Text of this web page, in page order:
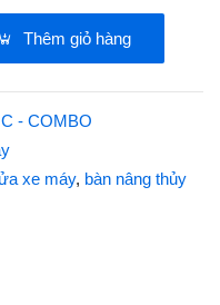
Thêm giỏ hàng
- COMBO
xe máy, bàn nâng thủy